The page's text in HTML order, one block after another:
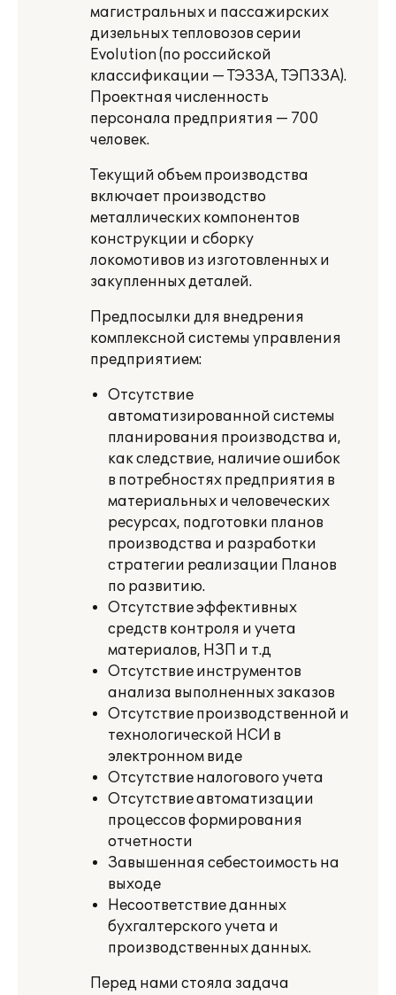
магистральных и пассажирских
дизельных тепловозов серии
Evolution (по российской
классификации — ТЭЗЗА, ТЭПЗЗА).
Проектная численность
персонала предприятия — 700
человек.
Текущий объем производства
включает производство
металлических компонентов
конструкции и сборку
локомотивов из изготовленных и
закупленных деталей.
Предпосылки для внедрения
комплексной системы управления
предприятием:
Отсутствие
автоматизированной системы
планирования производства и,
как следствие, наличие ошибок
в потребностях предприятия в
материальных и человеческих
ресурсах, подготовки планов
производства и разработки
стратегии реализации Планов
по развитию.
Отсутствие эффективных
средств контроля и учета
материалов, НЗП и т.д
Отсутствие инструментов
анализа выполненных заказов
Отсутствие производственной и
технологической НСИ в
электронном виде
Отсутствие налогового учета
Отсутствие автоматизации
процессов формирования
отчетности
Завышенная себестоимость на
выходе
Несоответствие данных
бухгалтерского учета и
производственныхданных.
Перед нами стояла задача